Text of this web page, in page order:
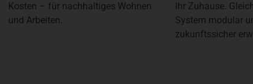
Kosten – für nachhaltiges Wohnen
und Arbeiten.
Ihr Zuhause.
System modular
zukunftssicher